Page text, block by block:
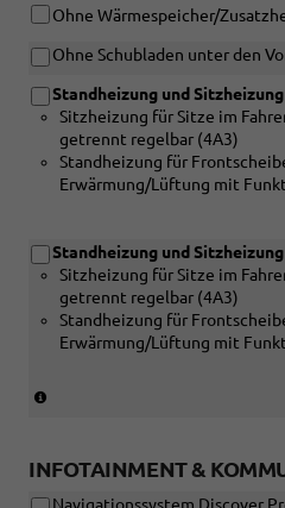
Ohne Wärmespeicher/
Ohne Schubladen unter den
Standheizung und
Sitzheizung für Sitze im
getrennt regelbar (4A3)
Standheizung für
Erwärmung/Lüftung mit
Standheizung und
Sitzheizung für Sitze im
getrennt regelbar (4A3)
Standheizung für
Erwärmung/Lüftung mit
mit
INFOTAINMENT &